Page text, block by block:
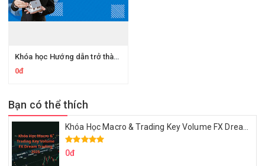
Khóa học Hướng dẫn trở thành chuyên gia trong Bất động sản – Bảo hiểm – Tài chính
0đ
Bạn có thể thích
0đ